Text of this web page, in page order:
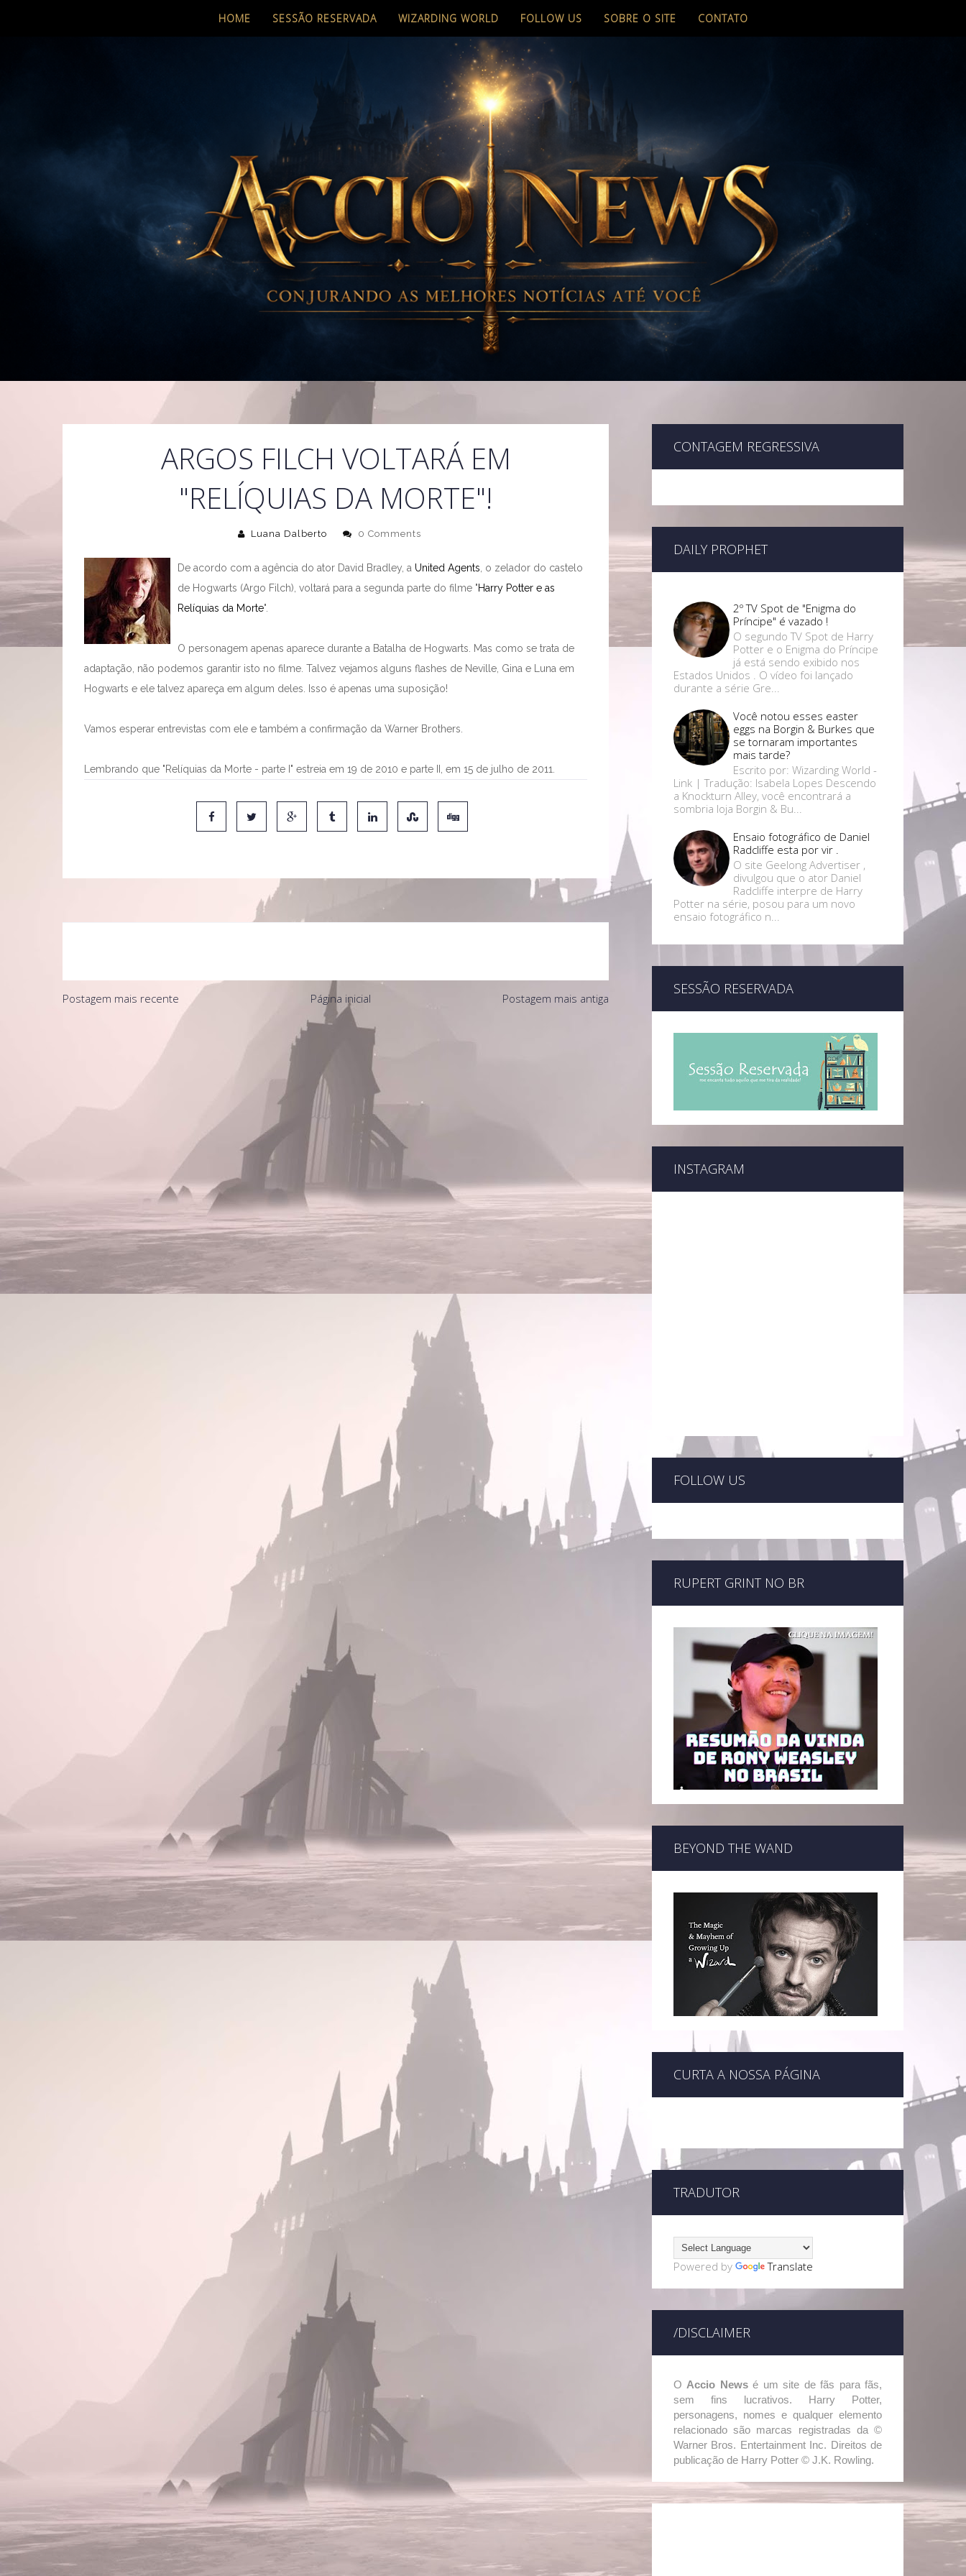
HOME SESSÃO RESERVADA WIZARDING WORLD FOLLOW US SOBRE O SITE CONTATO
ARGOS FILCH VOLTARÁ EM
"RELÍQUIAS DA MORTE"!
Luana Dalberto 0 Comments
De acordo com a agência do ator David Bradley, a United Agents , o zelador do castelo
de Hogwarts (Argo Filch), voltará para a segunda parte do filme "Harry Potter e as
Relíquias da Morte".
O personagem apenas aparece durante a Batalha de Hogwarts. Mas como se trata de
adaptação, não podemos garantir isto no filme. Talvez vejamos alguns flashes de Neville, Gina e Luna em
Hogwarts e ele talvez apareça em algum deles. Isso é apenas uma suposição!
Vamos esperar entrevistas com ele e também a confirmação da Warner Brothers.
Lembrando que "Relíquias da Morte - parte I" estreia em 19 de 2010 e parte II, em 15 de julho de 2011.
Postagem mais recente Postagem mais antiga
Página inicial
CONTAGEM REGRESSIVA
DAILY PROPHET
2º TV Spot de "Enigma do
Príncipe" é vazado !
O segundo TV Spot de Harry
Potter e o Enigma do Príncipe
já está sendo exibido nos
Estados Unidos . O vídeo foi lançado
durante a série Gre...
Você notou esses easter
eggs na Borgin & Burkes que
se tornaram importantes
mais tarde?
Escrito por: Wizarding World -
Link | Tradução: Isabela Lopes Descendo
a Knockturn Alley, você encontrará a
sombria loja Borgin & Bu...
Ensaio fotográfico de Daniel
Radcliffe esta por vir .
O site Geelong Advertiser ,
divulgou que o ator Daniel
Radcliffe interpre de Harry
Potter na série, posou para um novo
ensaio fotográfico n...
SESSÃO RESERVADA
INSTAGRAM
FOLLOW US
RUPERT GRINT NO BR
BEYOND THE WAND
CURTA A NOSSA PÁGINA
TRADUTOR
Powered by Translate
/DISCLAIMER
O Accio Newsé um site de fãs para fãs,
sem fins lucrativos. Harry Potter,
personagens, nomes e qualquer elemento
relacionado são marcas registradas da ©
Warner Bros. Entertainment Inc. Direitos de
publicação de Harry Potter © J.K. Rowling.